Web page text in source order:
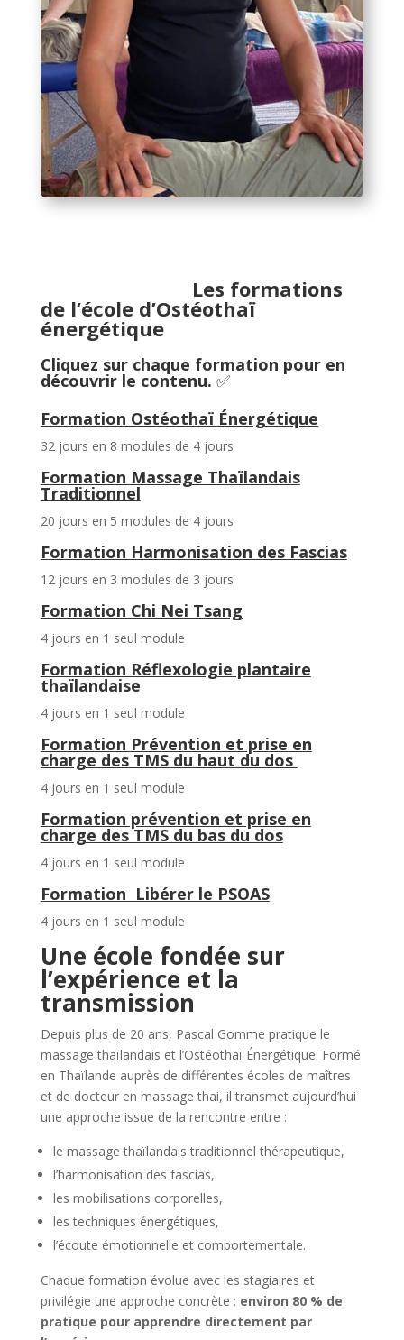
Les formations
de l’école d’Ostéothaï
énergétique
Cliquez sur chaque formation pour en
découvrir le contenu. ✅
Formation Ostéothaï Énergétique
32 jours en 8 modules de 4 jours
Formation Massage Thaïlandais
Traditionnel
20 jours en 5 modules de 4 jours
Formation Harmonisation des Fascias
12 jours en 3 modules de 3 jours
Formation Chi Nei Tsang
4 jours en 1 seul module
Formation Réflexologie plantaire
thaïlandaise
4 jours en 1 seul module
Formation Prévention et prise en
charge des TMS du haut du dos
4 jours en 1 seul module
Formation prévention et prise en
charge des TMS du bas du dos
4 jours en 1 seul module
Formation Libérer le PSOAS
4 jours en 1 seul module
Une école fondée sur
l’expérience et la
transmission
Depuis plus de 20 ans, Pascal Gomme pratique le
massage thaïlandais et l’Ostéothaï Énergétique. Formé
en Thaïlande auprès de différentes écoles de maîtres
et de docteur en massage thai, il transmet aujourd’hui
une approche issue de la rencontre entre :
le massage thaïlandais traditionnel thérapeutique,
l’harmonisation des fascias,
les mobilisations corporelles,
les techniques énergétiques,
l’écoute émotionnelle et comportementale.
Chaque formation évolue avec les stagiaires et
privilégie une approche concrète : environ 80 % de
pratique pour apprendre directement par